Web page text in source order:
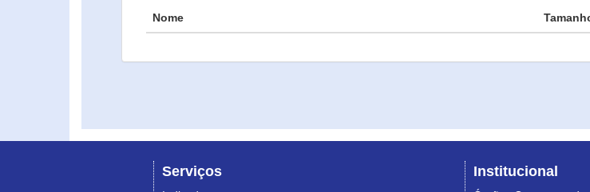
Nome
Serviços Institucional